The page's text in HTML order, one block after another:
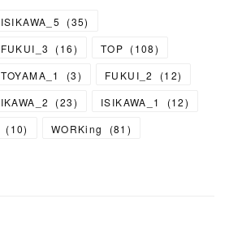
ISIKAWA_5 (35)
FUKUI_3 (16) TOP (108)
TOYAMA_1 (3) FUKUI_2 (12)
(23) ISIKAWA_1 (12)
(10) WORKing (81 )